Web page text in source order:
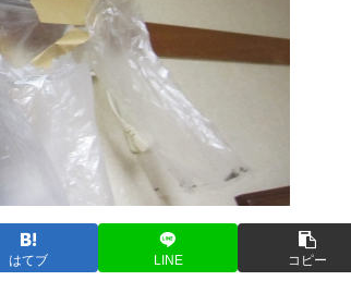
はてブ LINE コピー